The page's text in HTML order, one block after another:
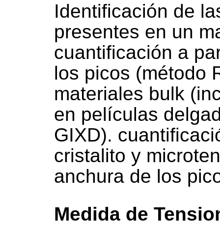
Identificación de
presentes en un
cuantificación a
los picos (método
materiales bulk
en películas
GIXD).
cristalito y
anchura de los
Medida de